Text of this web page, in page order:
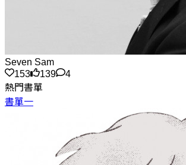
Seven Sam
153
139
4
熱門書單
書單一